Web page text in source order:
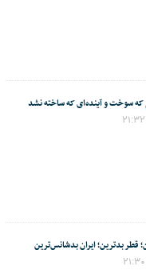
سوخت و آینده‌ای که ساخته نشد
قطر بدترین؛ ایران بدشانس‌ترین